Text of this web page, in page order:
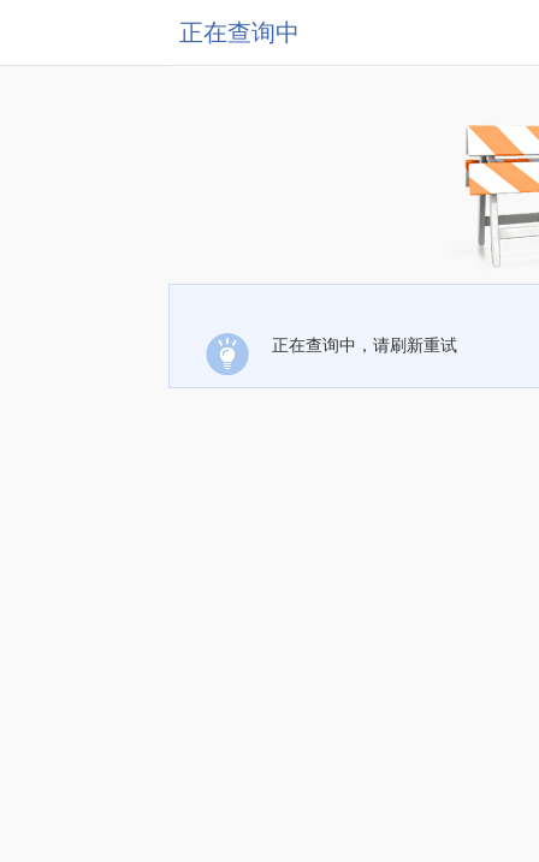
正在查询中
正在查询中，请刷新重试